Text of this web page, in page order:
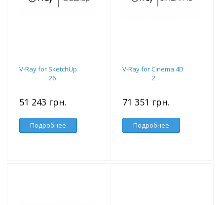
V-Ray for SketchUp
26
51 243 грн.
Подробнее
V-Ray for Cinema 4D
2
71 351 грн.
Подробнее